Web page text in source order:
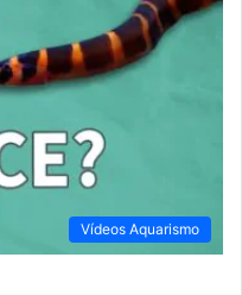
Vídeos Aquarismo